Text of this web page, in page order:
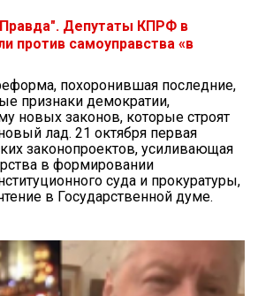
Депутаты КПРФ в
против самоуправства «в
похоронившая последние,
признаки демократии,
новых законов, которые строят
лад. 21 октября первая
законопроектов, усиливающая
в формировании
суда и прокуратуры,
в Государственной думе.